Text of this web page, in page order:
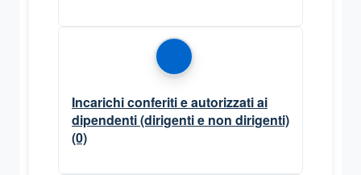
Incarichi conferiti e autorizzati ai
dipendenti (dirigenti e non dirigenti)
(0)